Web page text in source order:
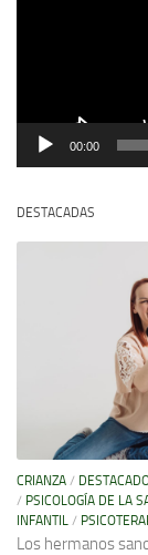
00:00
DESTACADAS
CRIANZA /
/ PSICOLOGÍA DE LA
INFANTIL /
Los hermanos